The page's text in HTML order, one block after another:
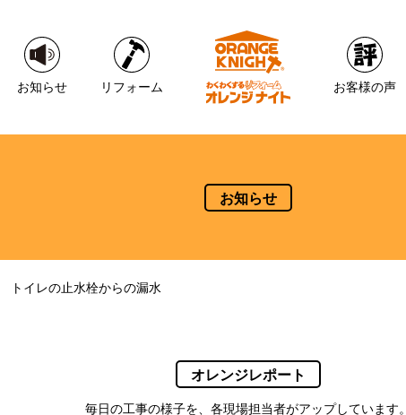
お知らせ リフォーム お客様の声
お知らせ
トイレの止水栓からの漏水
オレンジレポート
毎日の工事の様子を、各現場担当者がアップしています。